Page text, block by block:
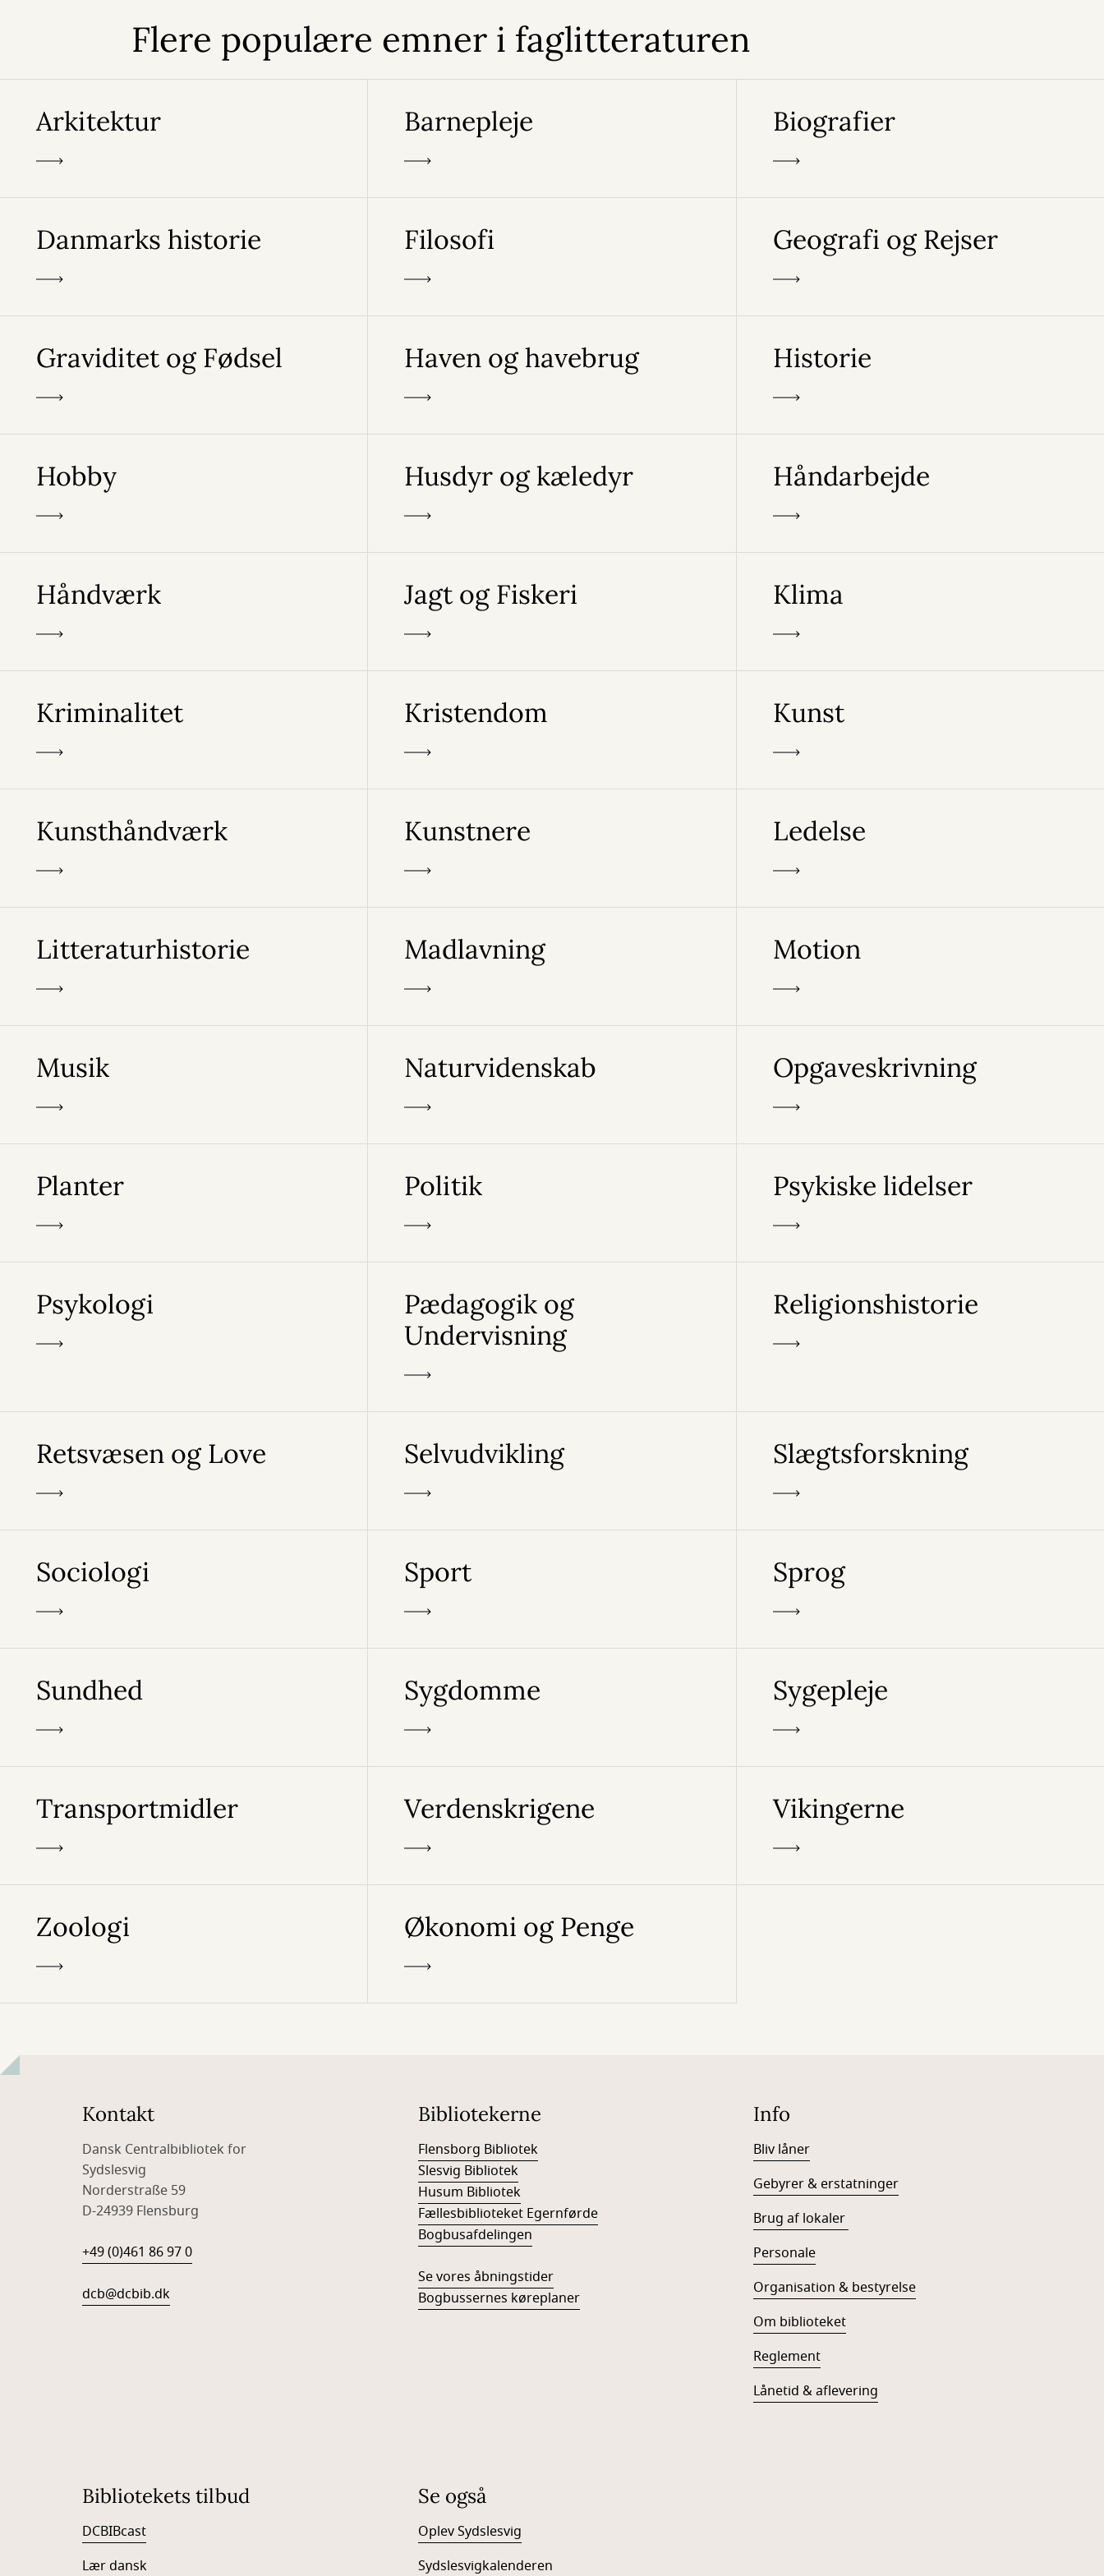
Flere populære emner i faglitteraturen
Arkitektur Barnepleje Biografier
Danmarks historie Filosofi Geografi og Rejser
Graviditet og Fødsel Haven og havebrug Historie
Hobby Husdyr og kæledyr Håndarbejde
Håndværk Jagt og Fiskeri Klima
Kriminalitet Kristendom Kunst
Kunsthåndværk Kunstnere Ledelse
Litteraturhistorie Madlavning Motion
Musik Naturvidenskab Opgaveskrivning
Planter Politik Psykiske lidelser
Psykologi
Pædagogik og
Undervisning
Religionshistorie
Retsvæsen og Love Selvudvikling Slægtsforskning
Sociologi Sport Sprog
Sundhed Sygdomme Sygepleje
Transportmidler Verdenskrigene Vikingerne
Zoologi Økonomi og Penge
Kontakt
Dansk Centralbibliotek for
Sydslesvig
Norderstraße 59
D-24939 Flensburg
+49 (0)461 86 97 0
dcb@dcbib.dk
Bibliotekerne
Flensborg Bibliotek
Slesvig Bibliotek
Husum Bibliotek
Fællesbiblioteket Egernførde
Bogbusafdelingen
Se vores åbningstider
Bogbussernes køreplaner
Info
Bliv låner
Gebyrer & erstatninger
Brug af lokaler
Personale
Organisation & bestyrelse
Om biblioteket
Reglement
Lånetid & aflevering
Bibliotekets tilbud
DCBIBcast
Lær dansk
Se også
Oplev Sydslesvig
Sydslesvigkalenderen